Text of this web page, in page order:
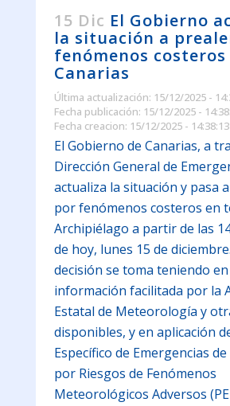
15 Dic El Gobierno
la situación a
fenómenos costeros
Canarias
Última actualización: 15/12/2025 -
Fecha publicación: 15/12/2025 -
Fecha creacion: 15/12/2025 - 14:38:13
El Gobierno de Canarias, a
Dirección General de
actualiza la situación y pasa
por fenómenos costeros en
Archipiélago a partir de las
de hoy, lunes 15 de
decisión se toma teniendo
información facilitada por la
Estatal de Meteorología y
disponibles, y en aplicación
Específico de Emergencias
por Riesgos de Fenómenos
Meteorológicos Adversos